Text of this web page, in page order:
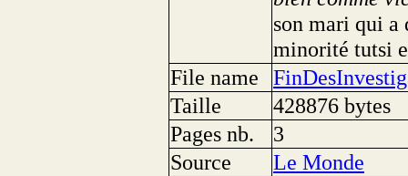
son mari qui a
minorité tutsi
File name
Taille
428876 bytes
Pages nb.
3
Source
Le Monde